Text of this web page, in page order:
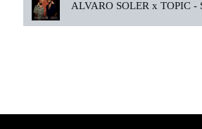
ALVARO SOLER x TOPIC -